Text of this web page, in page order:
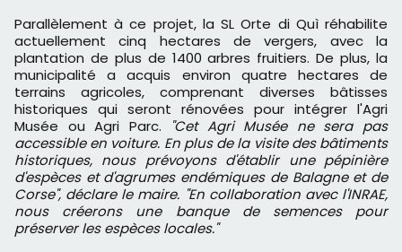
Parallèlement à ce projet, la SL Orte di Quì réhabilite
actuellement cinq hectares de vergers, avec la
plantation de plus de 1400 arbres fruitiers. De plus, la
municipalité a acquis environ quatre hectares de
terrains agricoles, comprenant diverses bâtisses
historiques qui seront rénovées pour intégrer l'Agri
Musée ou Agri Parc.
"Cet Agri Musée ne sera pas
accessible en voiture. En plus de la visite des bâtiments
historiques, nous prévoyons d'établir une pépinière
d'espèces et d'agrumes endémiques de Balagne et de
Corse", déclare le maire. "En collaboration avec l'INRAE,
nous créerons une banque de semences pour
préserver les espèces locales."